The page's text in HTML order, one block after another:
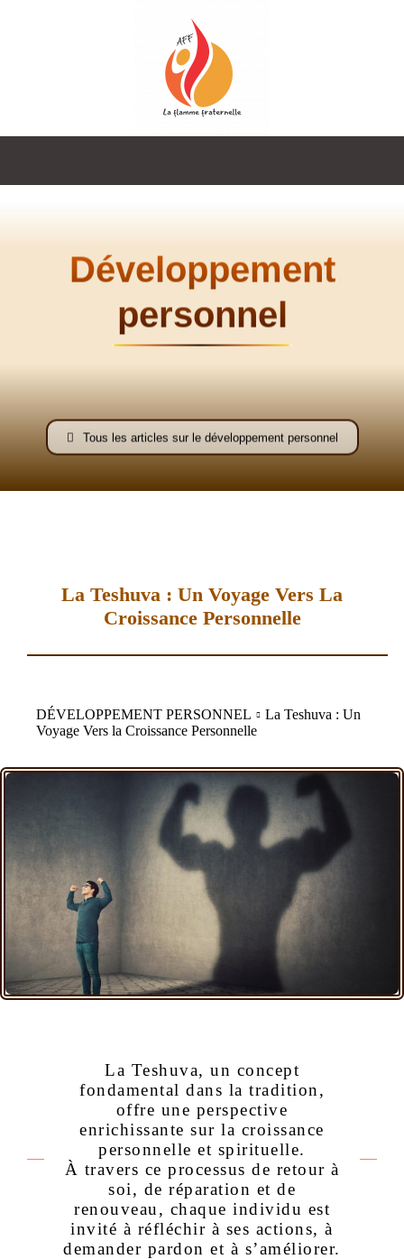
–
Développement
personnel
Tous les articles sur le développement personnel
La Teshuva : Un Voyage Vers La
Croissance Personnelle
DÉVELOPPEMENT PERSONNEL
La Teshuva : Un
Voyage Vers la Croissance Personnelle
La Teshuva, un concept
fondamental dans la tradition,
offre une perspective
enrichissante sur la croissance
personnelle et spirituelle.
À travers ce processus de retour à
soi, de réparation et de
renouveau, chaque individu est
invité à réfléchir à ses actions, à
demander pardon et à s’améliorer.